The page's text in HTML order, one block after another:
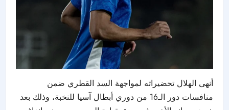
أنهى الهلال تحضيراته لمواجهة السد القطري ضمن
منافسات دور الـ16 من دوري أبطال آسيا للنخبة، وذلك بعد